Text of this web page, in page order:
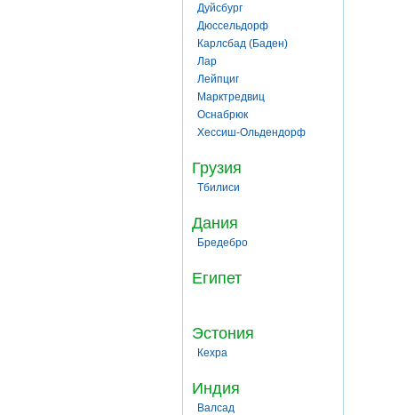
Дуйсбург
Дюссельдорф
Карлсбад (Баден)
Лар
Лейпциг
Марктредвиц
Оснабрюк
Хессиш-Ольдендорф
Грузия
Тбилиси
Дания
Бредебро
Египет
Эстония
Кехра
Индия
Валсад